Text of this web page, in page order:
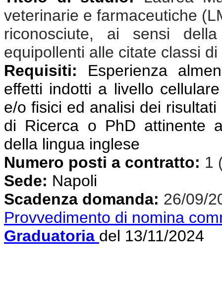
veterinarie e farmaceutiche
riconosciute, ai sensi
equipollenti alle citate classi
Requisiti: Esperienza
effetti indotti a livello
e/o fisici ed analisi dei
di Ricerca o PhD attinente
della lingua inglese
Numero posti a contratto: 1
Sede: Napoli
Scadenza domanda: 26/09/
Provvedimento di nomina
Graduatoria del 13/11/2024